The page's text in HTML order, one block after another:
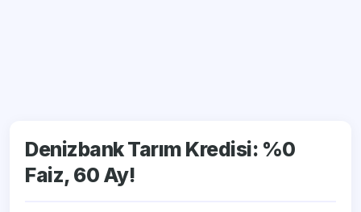
Denizbank Tarım Kredisi: %0
Faiz, 60 Ay!